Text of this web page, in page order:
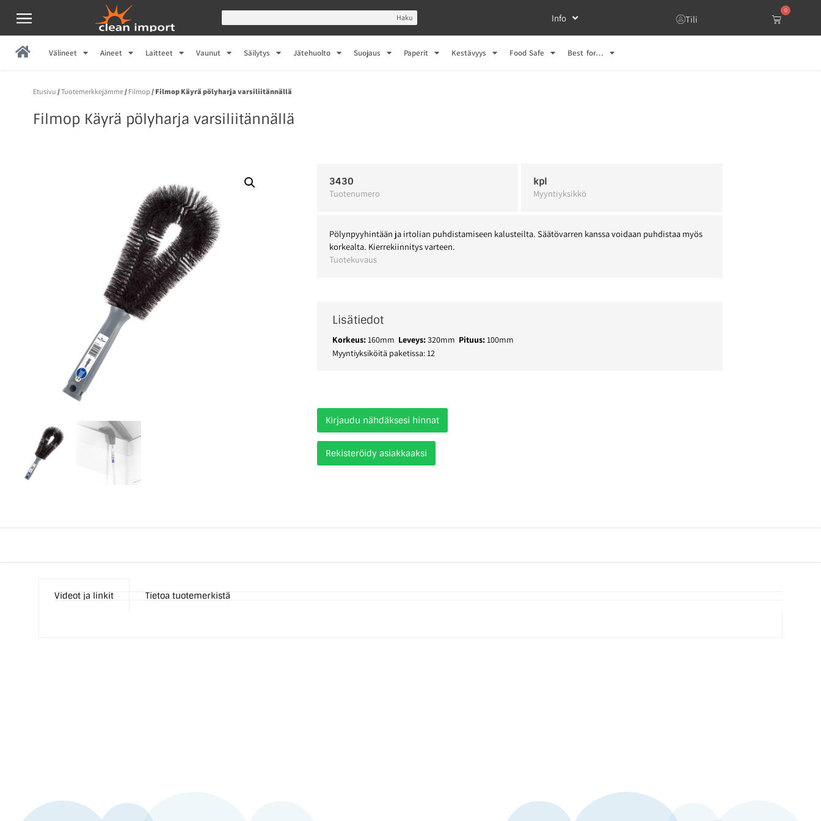
Haku Info Tili
0
Välineet Aineet Laitteet Vaunut Säilytys Jätehuolto Suojaus Paperit Kestävyys Food Safe Best for…
Etusivu /Tuotemerkkejämme/ Filmop / Filmop Käyrä pölyharja varsiliitännällä
Filmop Käyrä pölyharja varsiliitännällä
3430
Tuotenumero
kpl
Myyntiyksikkö
Pölynpyyhintään ja irtolian puhdistamiseen kalusteilta. Säätövarren kanssa voidaan puhdistaa myös
korkealta. Kierrekiinnitys varteen.
Tuotekuvaus
Lisätiedot
Korkeus:160mm Leveys:320mm Pituus:100mm
Myyntiyksiköitä paketissa: 12
Kirjaudu nähdäksesi hinnat
Rekisteröidy asiakkaaksi
Videot ja linkit Tietoa tuotemerkistä